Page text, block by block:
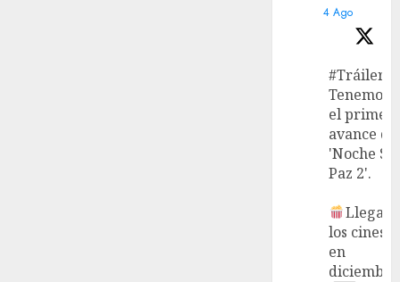
4 Ago
#Tráiler
Tenemos
el primer
avance de
'Noche
Paz 2'.
Llega a
los cines
en